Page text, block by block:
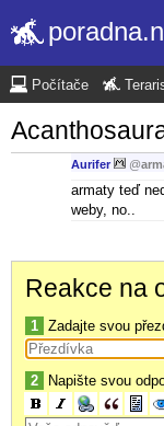
Počítače
Aurifer @
armaty teď
weby, no..
Reakce na
1 Zadajte svou
2 Napište svou